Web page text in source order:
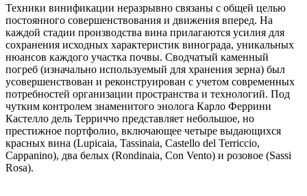
Техники винификации неразрывно связаны с общей целью
постоянного совершенствования и движения вперед. На
каждой стадии производства вина прилагаются усилия для
сохранения исходных характеристик винограда, уникальных
нюансов каждого участка почвы. Сводчатый каменный
погреб (изначально используемый для хранения зерна) был
усовершенствован и реконструирован с учетом современных
потребностей организации пространства и технологий. Под
чутким контролем знаменитого энолога Карло Феррини
Кастелло дель Терриччо представляет небольшое, но
престижное портфолио, включающее четыре выдающихся
красных вина (Lupicaia, Tassinaia, Castello del Terriccio,
Cappanino), два белых (Rondinaia, Con Vento) и розовое (Sassi
Rosa).